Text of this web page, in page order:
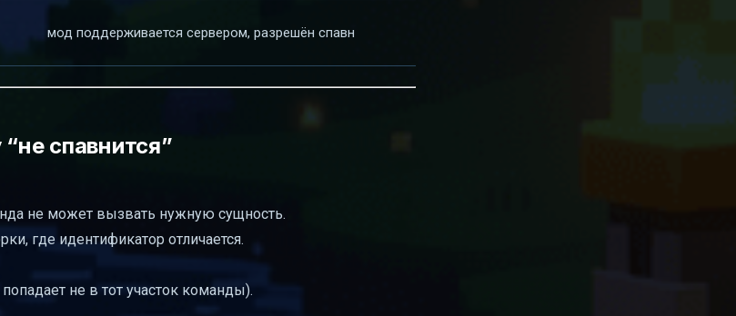
мод поддерживается сервером, разрешён спавн
спавнится”
не может вызвать нужную сущность.
где идентификатор отличается.
попадает не в тот участок команды).